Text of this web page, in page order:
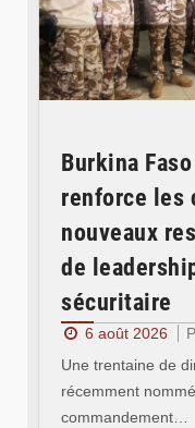
Burkina
renforce les
nouveaux
de
sécuritaire
6 août 2026
Une trentaine de
récemment
commandement…